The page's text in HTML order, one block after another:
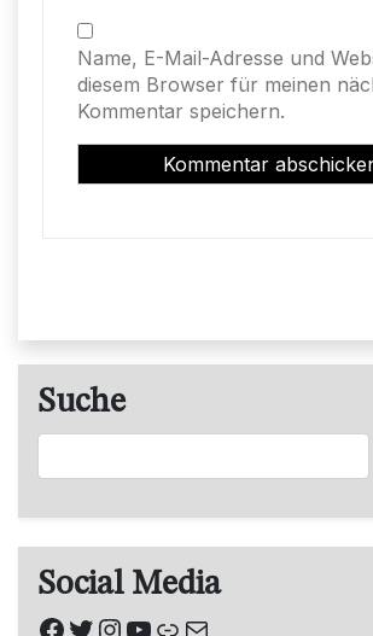
Name, E-Mail-Adresse und
diesem Browser für meinen
Kommentar speichern.
Suche
Suchen
Social Media
Facebook
Twitter
Instagram
YouTube
Link
E-Mail